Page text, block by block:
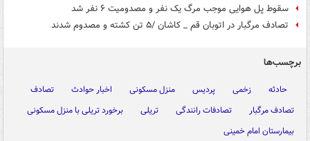
سقوط پل هوایی موجب مرگ یک نفر و مصدومیت ۶ نفر شد
تصادف مرگبار در اتوبان قم _ کاشان /۵ تن کشته و مصدوم شدند
برچسب‌ها
حادثه زخمی پردیس منزل مسکونی اخبار حوادث
تصادف
تصادف مرگبار
تصادفات رانندگی تریلی
برخورد تریلی با منزل مسکونی
بیمارستان امام خمینی